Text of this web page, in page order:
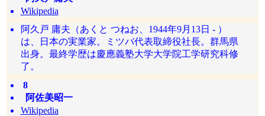
Wikipedia
阿久戸 庸夫（あくと つねお、1944年9月13日 - ）
は、日本の実業家。ミツバ代表取締役社長。群馬県
出身。最終学歴は慶應義塾大学大学院工学研究科修
了。
8
阿佐美昭一
Wikipedia